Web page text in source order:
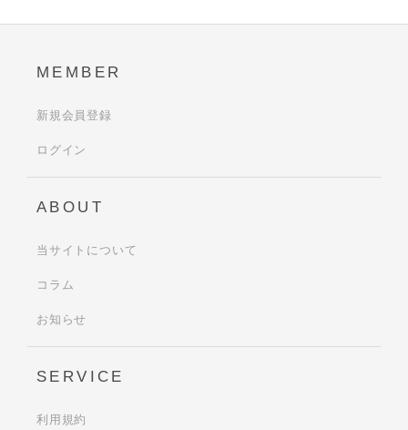
MEMBER
新規会員登録
ログイン
ABOUT
当サイトについて
コラム
お知らせ
SERVICE
利用規約